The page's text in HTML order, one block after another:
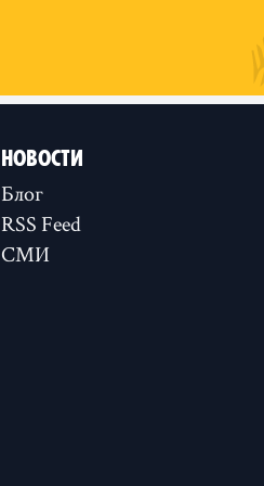
НОВОСТИ
Блог
RSS Feed
СМИ